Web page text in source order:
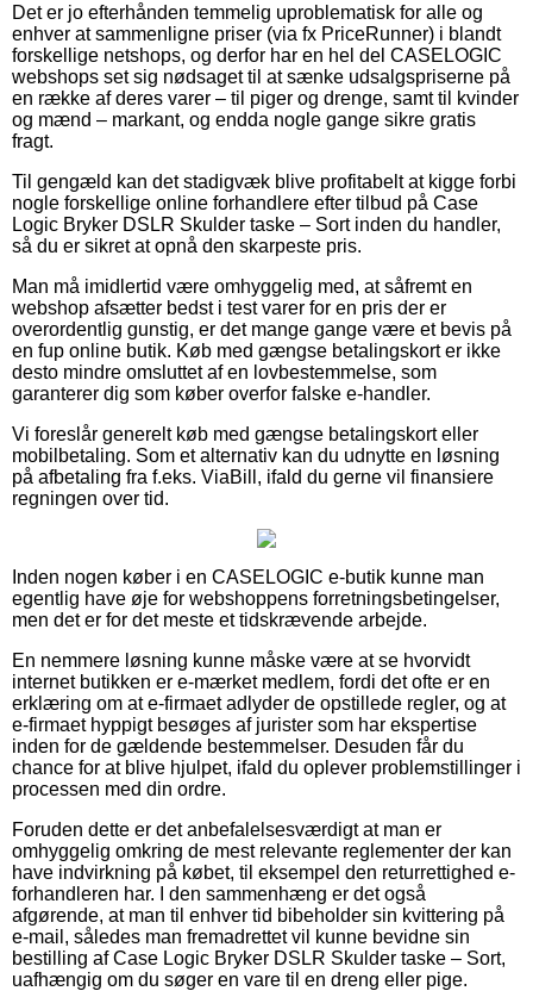
Det er jo efterhånden temmelig uproblematisk for alle og
enhver at sammenligne priser (via fx PriceRunner) i blandt
forskellige netshops, og derfor har en hel del CASELOGIC
webshops set sig nødsaget til at sænke udsalgspriserne på
en række af deres varer – til piger og drenge, samt til kvinder
og mænd – markant, og endda nogle gange sikre gratis
fragt.
Til gengæld kan det stadigvæk blive profitabelt at kigge forbi
nogle forskellige online forhandlere efter tilbud på Case
Logic Bryker DSLR Skulder taske – Sort inden du handler,
så du er sikret at opnå den skarpeste pris.
Man må imidlertid være omhyggelig med, at såfremt en
webshop afsætter bedst i test varer for en pris der er
overordentlig gunstig, er det mange gange være et bevis på
en fup online butik. Køb med gængse betalingskort er ikke
desto mindre omsluttet af en lovbestemmelse, som
garanterer dig som køber overfor falske e-handler.
Vi foreslår generelt køb med gængse betalingskort eller
mobilbetaling. Som et alternativ kan du udnytte en løsning
på afbetaling fra f.eks. ViaBill, ifald du gerne vil finansiere
regningen over tid.
Inden nogen køber i en CASELOGIC e-butik kunne man
egentlig have øje for webshoppens forretningsbetingelser,
men det er for det meste et tidskrævende arbejde.
En nemmere løsning kunne måske være at se hvorvidt
internet butikken er e-mærket medlem, fordi det ofte er en
erklæring om at e-firmaet adlyder de opstillede regler, og at
e-firmaet hyppigt besøges af jurister som har ekspertise
inden for de gældende bestemmelser. Desuden får du
chance for at blive hjulpet, ifald du oplever problemstillinger i
processen med din ordre.
Foruden dette er det anbefalelsesværdigt at man er
omhyggelig omkring de mest relevante reglementer der kan
have indvirkning på købet, til eksempel den returrettighed e-
forhandleren har. I den sammenhæng er det også
afgørende, at man til enhver tid bibeholder sin kvittering på
e-mail, således man fremadrettet vil kunne bevidne sin
bestilling af Case Logic Bryker DSLR Skulder taske – Sort,
uafhængig om du søger en vare til en dreng eller pige.